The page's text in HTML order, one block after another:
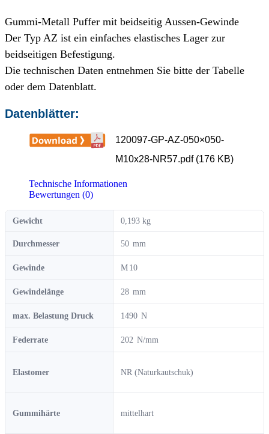
Gummi-Metall Puffer mit beidseitig Aussen-Gewinde
Der Typ AZ ist ein einfaches elastisches Lager zur
beidseitigen Befestigung.
Die technischen Daten entnehmen Sie bitte der Tabelle
oder dem Datenblatt.
Datenblätter:
120097-GP-AZ-050×050-
M10x28-NR57.pdf (176 KB)
Technische Informationen
Bewertungen (0)
Gewicht 0,193 kg
Durchmesser 50
Gewinde 10
Gewindelänge 28
max. Belastung Druck 1490
Federrate 202
Elastomer NR (Naturkautschuk)
Gummihärte mittelhart